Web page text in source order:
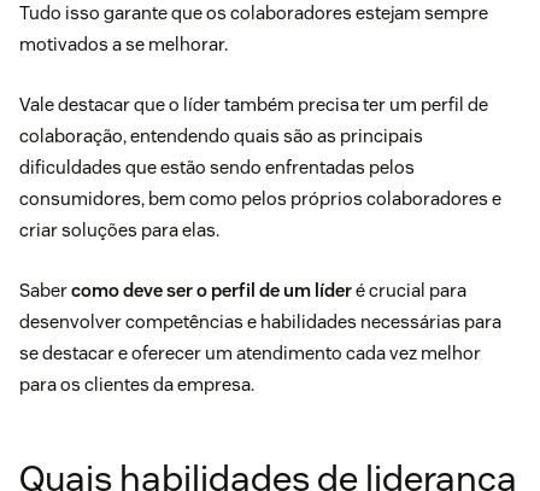
Tudo isso garante que os colaboradores estejam sempre
motivados a se melhorar.
Vale destacar que o líder também precisa ter um perfil de
colaboração, entendendo quais são as principais
dificuldades que estão sendo enfrentadas pelos
consumidores, bem como pelos próprios colaboradores e
criar soluções para elas.
Sabercomo deve ser o perfil de um líderé crucial para
desenvolver competências e habilidades necessárias para
se destacar e oferecer um atendimento cada vez melhor
para os clientes da empresa.
Quais habilidades de liderança